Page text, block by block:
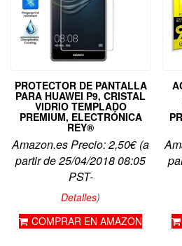
PROTECTOR DE PANTALLA
PARA HUAWEI P9, CRISTAL
VIDRIO TEMPLADO
PREMIUM, ELECTRÓNICA
REY®
Amazon.es Precio:2,50€(a
partir de 25/04/2018 08:05
PST-
Detalles)
COMPRAR EN AMAZON